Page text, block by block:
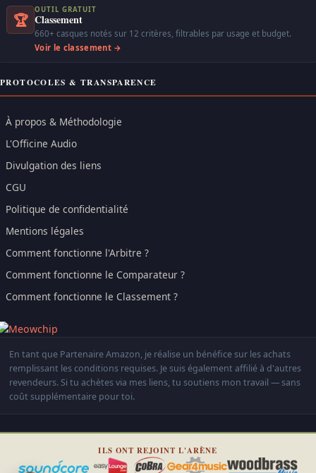
🏆
OUTIL GRATUIT
Classement
660+ casques notés sur 12 critères, filtrables par usage et budget.
Voir le classement →
PROTOCOLES & TRANSPARENCE
À propos & Méthodologie
L'Officine Audio
Divulgation des liens
CGU
Politique de confidentialité
Mentions légales
Comment fonctionne l'Arbitre ?
Comment fonctionne le Comparateur ?
Comment fonctionne le Classement ?
En tant que Partenaire Amazon, je réalise un bénéfice sur les achats
remplissant les conditions requises. Je suis également affilié à d'autres
revendeurs. Si tu achètes via mes liens, tu soutiens mon travail — sans
coût supplémentaire pour toi.
ILS ONT REJOINT L'ARÈNE